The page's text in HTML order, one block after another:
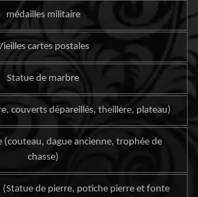
médailles militaire
cartes postales
Statue de marbre
couverts dépareillés, theillere, plateau)
(couteau, dague ancienne, trophée de
chasse)
de pierre, potiche pierre et fonte